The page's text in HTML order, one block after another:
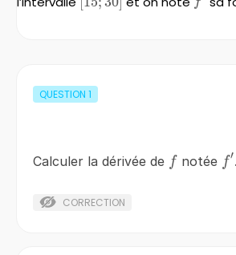
QUESTION 1
Calculer la dérivée de ff notée f'
f′.
CORRECTION